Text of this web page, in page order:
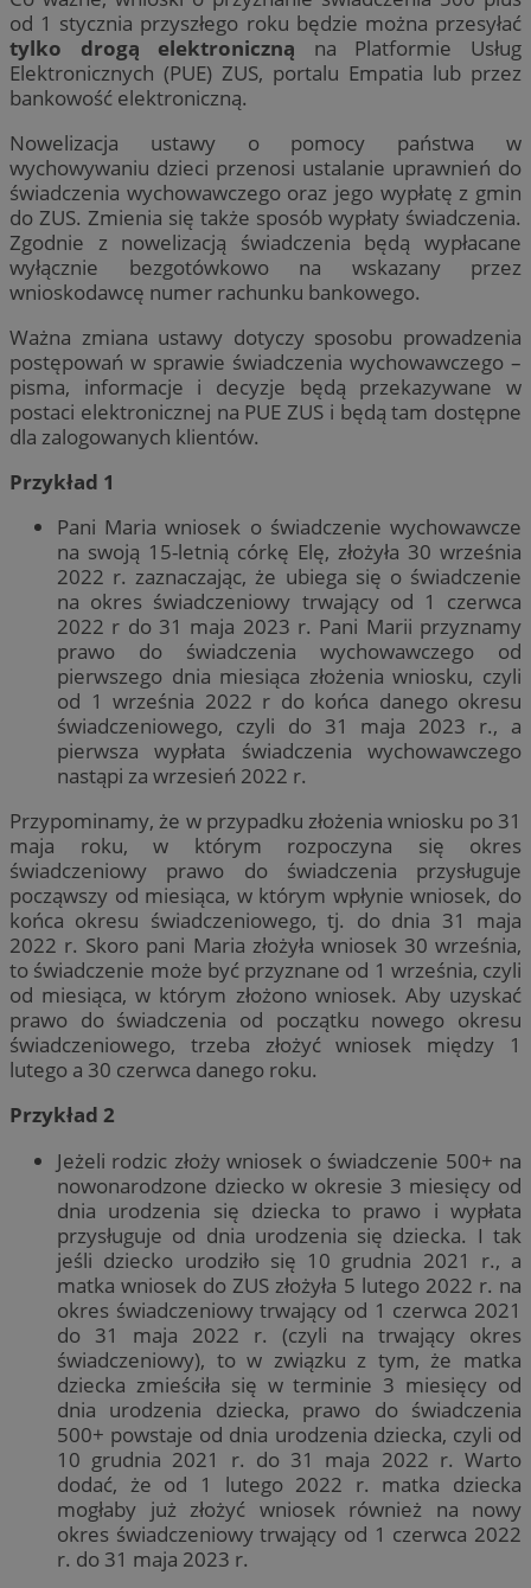
od 1 stycznia przyszłego roku będzie można przesyłać
tylko drogą elektroniczną na Platformie Usług
Elektronicznych (PUE) ZUS, portalu Empatia lub przez
bankowość elektroniczną.
Nowelizacja ustawy o pomocy państwa w
wychowywaniu dzieci przenosi ustalanie uprawnień do
świadczenia wychowawczego oraz jego wypłatę z gmin
do ZUS. Zmienia się także sposób wypłaty świadczenia.
Zgodnie z nowelizacją świadczenia będą wypłacane
wyłącznie bezgotówkowo na wskazany przez
wnioskodawcę numer rachunku bankowego.
Ważna zmiana ustawy dotyczy sposobu prowadzenia
postępowań w sprawie świadczenia wychowawczego –
pisma, informacje i decyzje będą przekazywane w
postaci elektronicznej na PUE ZUS i będą tam dostępne
dla zalogowanych klientów.
Przykład 1
Pani Maria wniosek o świadczenie wychowawcze
na swoją 15-letnią córkę Elę, złożyła 30 września
2022 r. zaznaczając, że ubiega się o świadczenie
na okres świadczeniowy trwający od 1 czerwca
2022 r do 31 maja 2023 r. Pani Marii przyznamy
prawo do świadczenia wychowawczego od
pierwszego dnia miesiąca złożenia wniosku, czyli
od 1 września 2022 r do końca danego okresu
świadczeniowego, czyli do 31 maja 2023 r., a
pierwsza wypłata świadczenia wychowawczego
nastąpi za wrzesień 2022 r.
Przypominamy, że w przypadku złożenia wniosku po 31
maja roku, w którym rozpoczyna się okres
świadczeniowy prawo do świadczenia przysługuje
począwszy od miesiąca, w którym wpłynie wniosek, do
końca okresu świadczeniowego, tj. do dnia 31 maja
2022 r. Skoro pani Maria złożyła wniosek 30 września,
to świadczenie może być przyznane od 1 września, czyli
od miesiąca, w którym złożono wniosek. Aby uzyskać
prawo do świadczenia od początku nowego okresu
świadczeniowego, trzeba złożyć wniosek między 1
lutego a 30 czerwca danego roku.
Przykład 2
Jeżeli rodzic złoży wniosek o świadczenie 500+ na
nowonarodzone dziecko w okresie 3 miesięcy od
dnia urodzenia się dziecka to prawo i wypłata
przysługuje od dnia urodzenia się dziecka. I tak
jeśli dziecko urodziło się 10 grudnia 2021 r., a
matka wniosek do ZUS złożyła 5 lutego 2022 r. na
okres świadczeniowy trwający od 1 czerwca 2021
do 31 maja 2022 r. (czyli na trwający okres
świadczeniowy), to w związku z tym, że matka
dziecka zmieściła się w terminie 3 miesięcy od
dnia urodzenia dziecka, prawo do świadczenia
500+ powstaje od dnia urodzenia dziecka, czyli od
10 grudnia 2021 r. do 31 maja 2022 r. Warto
dodać, że od 1 lutego 2022 r. matka dziecka
mogłaby już złożyć wniosek również na nowy
okres świadczeniowy trwający od 1 czerwca 2022
r. do 31 maja 2023 r.